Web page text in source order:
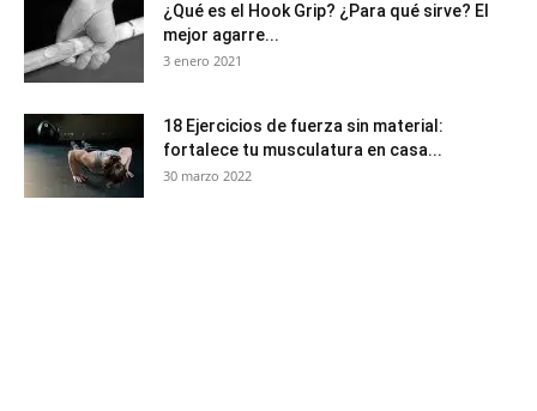
¿Qué es el Hook Grip? ¿Para qué sirve? El
mejor agarre...
3 enero 2021
18 Ejercicios de fuerza sin material:
fortalece tu musculatura en casa...
30 marzo 2022